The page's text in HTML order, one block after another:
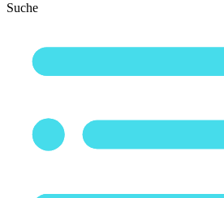
Suche